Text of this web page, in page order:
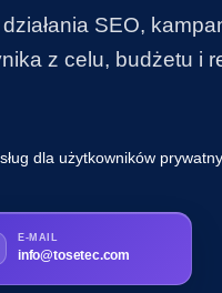
SEO,
z celu, budżetu i
dla użytkowników
E-MAIL
info@tosetec.com